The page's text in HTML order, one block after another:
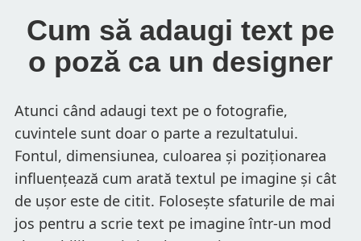
Cum să adaugi text pe
o poză ca un designer
Atunci când adaugi text pe o fotografie,
cuvintele sunt doar o parte a rezultatului.
Fontul, dimensiunea, culoarea și poziționarea
influențează cum arată textul pe imagine și cât
de ușor este de citit. Folosește sfaturile de mai
jos pentru a scrie text pe imagine într-un mod